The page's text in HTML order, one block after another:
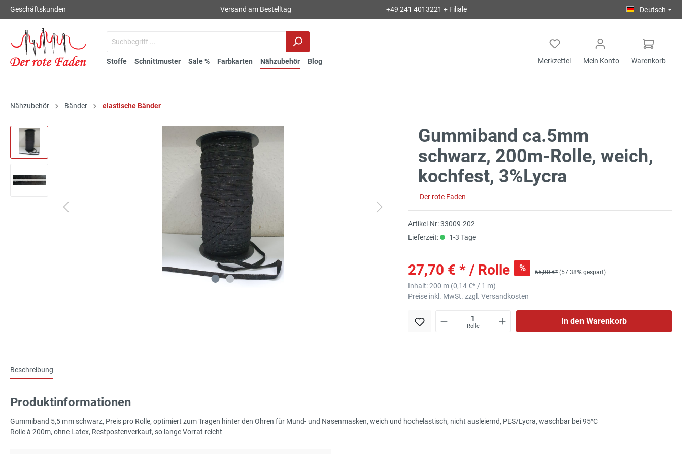
Geschäftskunden Versand am Bestelltag +49 241 4013221 + Filiale Deutsch
Stoffe Schnittmuster Sale % Farbkarten Nähzubehör Blog Merkzettel Mein Konto Warenkorb
Nähzubehör Bänder elastische Bänder
Gummiband ca.5mm
schwarz, 200m-Rolle, weich,
kochfest, 3%Lycra
Der rote Faden
Artikel-Nr:33009-202
Lieferzeit:
1-3 Tage
27,70 € * / Rolle % 65,00 €* (57.38% gespart)
Inhalt:200 m (0,14 €* / 1 m)
Preise inkl. MwSt. zzgl. Versandkosten
Rolle
In den Warenkorb
Beschreibung
Produktinformationen
Gummiband 5,5 mm schwarz, Preis pro Rolle, optimiert zum Tragen hinter den Ohren für Mund- und Nasenmasken, weich und hochelastisch, nicht ausleiernd, PES/Lycra, waschbar bei 95°C
Rolle à 200m, ohne Latex, Restpostenverkauf, so lange Vorrat reicht